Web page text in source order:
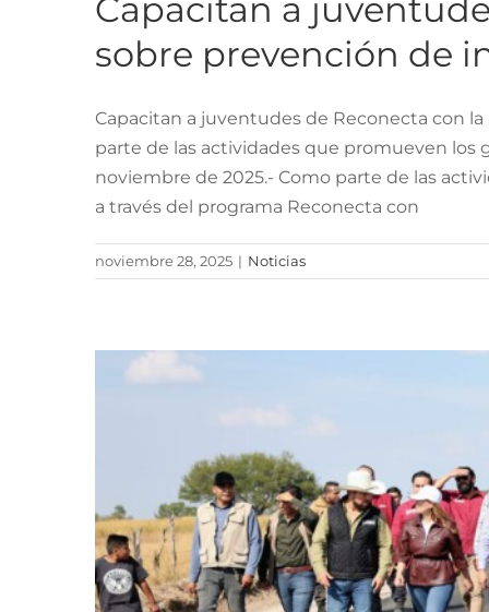
Capacitan a
sobre prevención de
Capacitan a juventudes de Reconecta con
parte de las actividades que promueven los
noviembre de 2025.- Como parte de las
a través del programa Reconecta con
noviembre 28, 2025 | Noticias
Con inversión de
David Monreal